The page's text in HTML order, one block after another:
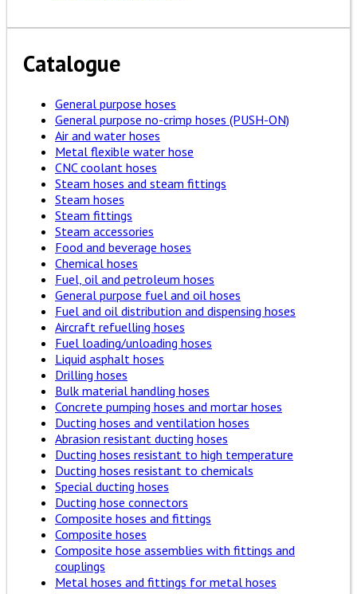
Catalogue
General purpose hoses
General purpose no-crimp hoses (PUSH-ON)
Air and water hoses
Metal flexible water hose
CNC coolant hoses
Steam hoses and steam fittings
Steam hoses
Steam fittings
Steam accessories
Food and beverage hoses
Chemical hoses
Fuel, oil and petroleum hoses
General purpose fuel and oil hoses
Fuel and oil distribution and dispensing hoses
Aircraft refuelling hoses
Fuel loading/unloading hoses
Liquid asphalt hoses
Drilling hoses
Bulk material handling hoses
Concrete pumping hoses and mortar hoses
Ducting hoses and ventilation hoses
Abrasion resistant ducting hoses
Ducting hoses resistant to high temperature
Ducting hoses resistant to chemicals
Special ducting hoses
Ducting hose connectors
Composite hoses and fittings
Composite hoses
Composite hose assemblies with fittings and
couplings
Metal hoses and fittings for metal hoses